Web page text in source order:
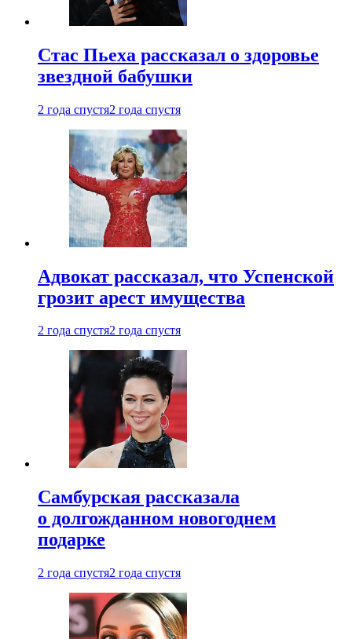
Стас Пьеха рассказал о здоровье
звездной бабушки
2 года спустя2 года спустя
Адвокат рассказал, что Успенской
грозит арест имущества
2 года спустя2 года спустя
Самбурская рассказала
о долгожданном новогоднем
подарке
2 года спустя2 года спустя